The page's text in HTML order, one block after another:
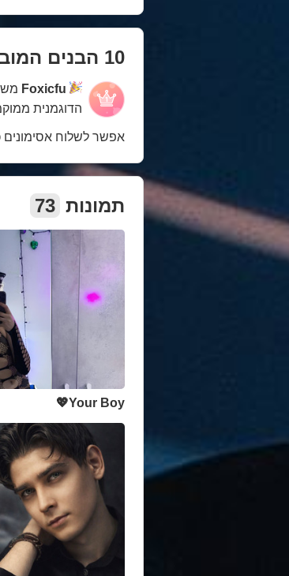
10 הבנים המובילים
Foxicfu
הדוגמנית
אפשר לשלוח
תמונות 73
Your Boy💖